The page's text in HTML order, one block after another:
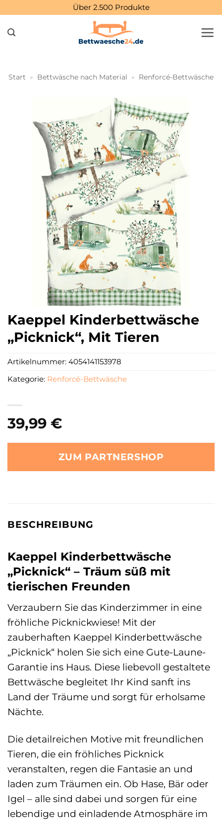
springen
Über 2.500 Produkte
Start » Bettwäsche nach Material » Renforcé-Bettwäsche
Kaeppel Kinderbettwäsche
„Picknick“, Mit Tieren
39,99 €
ZUM PARTNERSHOP
Artikelnummer: 4054141153978
Kategorie: Renforcé-Bettwäsche
BESCHREIBUNG
Kaeppel Kinderbettwäsche
„Picknick“ – Träum süß mit
tierischen Freunden
Verzaubern Sie das Kinderzimmer in eine
fröhliche Picknickwiese! Mit der
zauberhaften Kaeppel Kinderbettwäsche
„Picknick“ holen Sie sich eine Gute-Laune-
Garantie ins Haus. Diese liebevoll gestaltete
Bettwäsche begleitet Ihr Kind sanft ins
Land der Träume und sorgt für erholsame
Nächte.
Die detailreichen Motive mit freundlichen
Tieren, die ein fröhliches Picknick
veranstalten, regen die Fantasie an und
laden zum Träumen ein. Ob Hase, Bär oder
Igel – alle sind dabei und sorgen für eine
lebendige und einladende Atmosphäre im